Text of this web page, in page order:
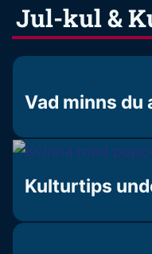
Jul-kul &
Vad minns du
Kulturtips